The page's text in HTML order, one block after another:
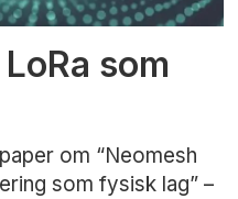
som
om “Neomesh
som fysisk lag” –